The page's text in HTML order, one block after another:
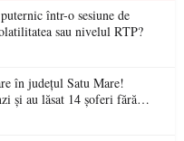
într-o sesiune de
sau nivelul RTP?
în județul Satu Mare!
și au lăsat 14 șoferi fără